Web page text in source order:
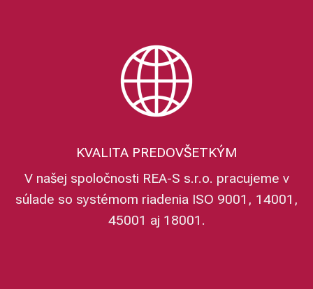
KVALITA PREDOVŠETKÝM
V našej spoločnosti REA-S s.r.o. pracujeme v
súlade so systémom riadenia ISO 9001, 14001,
45001 aj 18001.